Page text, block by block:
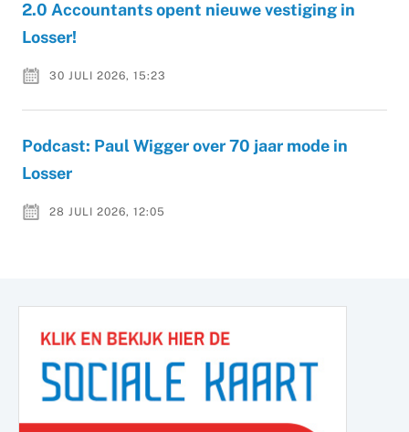
2.0 Accountants opent nieuwe vestiging in
Losser!
30 JULI 2026, 15:23
Podcast: Paul Wigger over 70 jaar mode in
Losser
28 JULI 2026, 12:05